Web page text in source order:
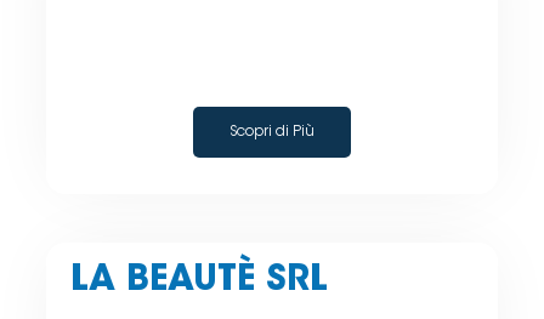
Scopri di Più
LA BEAUTÈ SRL